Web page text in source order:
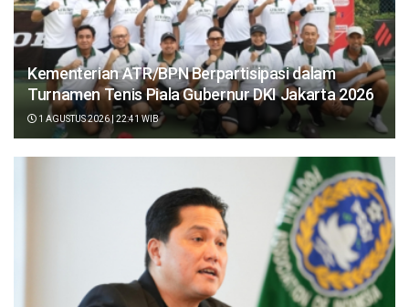
Kementerian ATR/BPN Berpartisipasi dalam
Turnamen Tenis Piala Gubernur DKI Jakarta 2026
1 AGUSTUS 2026 | 22:41 WIB